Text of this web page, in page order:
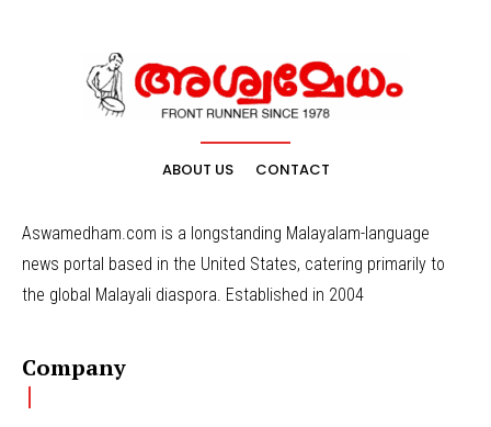
ABOUT US CONTACT
Aswamedham.com is a longstanding Malayalam-language
news portal based in the United States, catering primarily to
the global Malayali diaspora. Established in 2004
Company